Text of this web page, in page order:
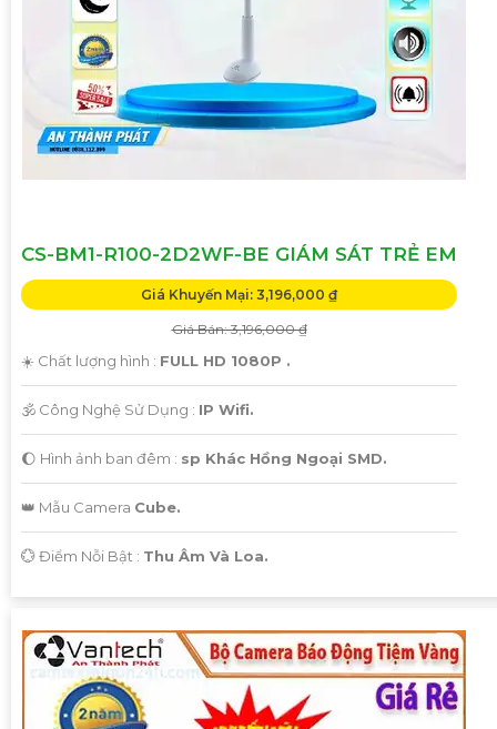
CS-BM1-R100-2D2WF-BE GIÁM SÁT TRẺ EM
Giá Khuyến Mại: 3,196,000 ₫
Giá Bán: 3,196,000 ₫
☀️ Chất lượng hình : FULL HD 1080P .
🕉️ Công Nghệ Sử Dụng : IP Wifi.
🌔 Hình ảnh ban đêm : sp Khác Hồng Ngoại SMD.
👑 Mẫu Camera Cube.
️💮 Điểm Nỗi Bật : Thu Âm Và Loa.